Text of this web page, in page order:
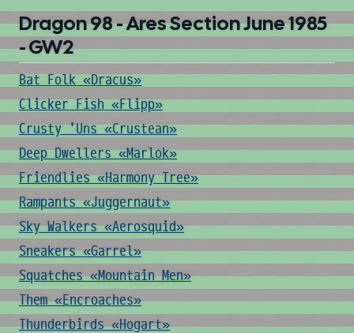
Dragon 98 - Ares Section June 1985
- GW2
Bat Folk «Dracus»
Clicker Fish «Flipp»
Crusty 'Uns «Crustean»
Deep Dwellers «Marlok»
Friendlies «Harmony Tree»
Rampants «Juggernaut»
Sky Walkers «Aerosquid»
Sneakers «Garrel»
Squatches «Mountain Men»
Them «Encroaches»
Thunderbirds «Hogart»